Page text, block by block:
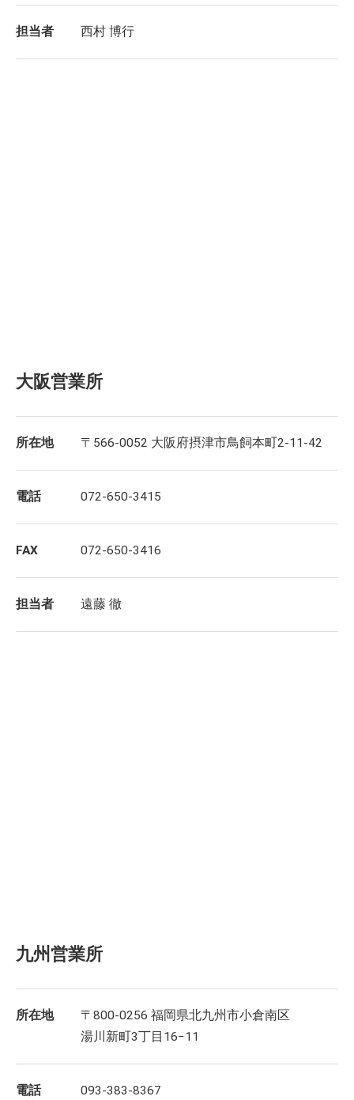
担当者 西村 博行
大阪営業所
所在地 〒566-0052 大阪府摂津市鳥飼本町2-11-42
電話 072-650-3415
FAX 072-650-3416
担当者 遠藤 徹
九州営業所
所在地
〒800-0256 福岡県北九州市小倉南区
湯川新町3丁目16−11
電話 093-383-8367